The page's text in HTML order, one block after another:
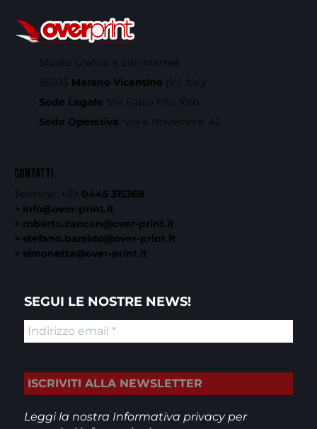
Studio Grafico e Siti internet
36035 Marano Vicentino (VI) Italy
Sede Legale: Via Fabio Filzi 10/b
Sede Operativa: Via 4 Novembre, 42
CONTATTI
Telefono: +39 0445 315368
> info@over-print.it
> roberto.zancan@over-print.it
> stefano.baraldo@over-print.it
> simonetta@over-print.it
SEGUI LE NOSTRE NEWS!
Leggi la nostra Informativa privacyper